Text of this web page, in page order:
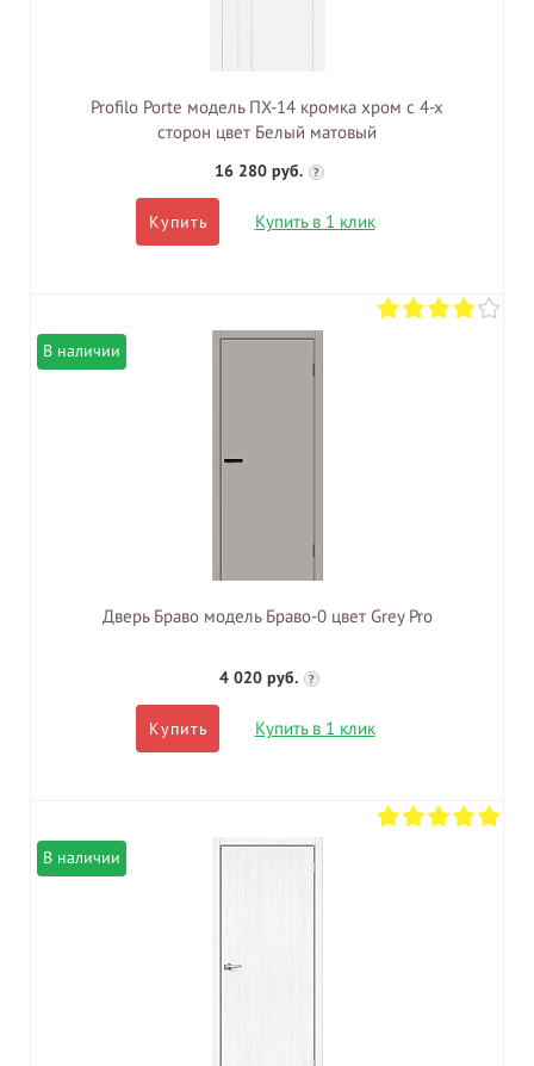
Profilo Porte модель ПХ-14 кромка хром с 4-х
сторон цвет Белый матовый
16 280 руб. ?
Купить Купить в 1 клик
В наличии
Дверь Браво модель Браво-0 цвет Grey Pro
4 020 руб. ?
Купить Купить в 1 клик
В наличии